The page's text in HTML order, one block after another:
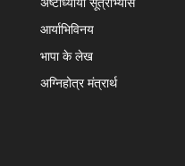
आर्याभिविनय
भापा के लेख
अग्निहोत्र मंत्रार्थ